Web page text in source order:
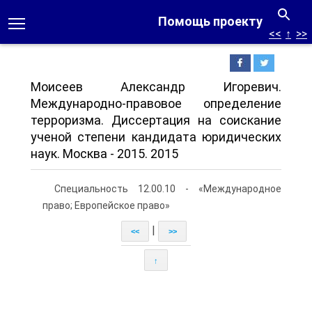
Помощь проекту
<< ↑ >>
Моисеев Александр Игоревич.
Международно-правовое определение
терроризма. Диссертация на соискание
ученой степени кандидата юридических
наук. Москва - 2015. 2015
Специальность 12.00.10 - «Международное
право; Европейское право»
<< >>
↑